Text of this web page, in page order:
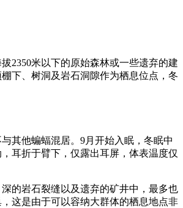
2350米以下的原始森林或一些遗弃的建
下、树洞及岩石洞隙作为栖息位点，冬
其他蝙蝠混居。9月开始入眠，冬眠中
耳折于臂下，仅露出耳屏，体表温度仅
的岩石裂缝以及遗弃的矿井中，最多也
这是由于可以容纳大群体的栖息地点非